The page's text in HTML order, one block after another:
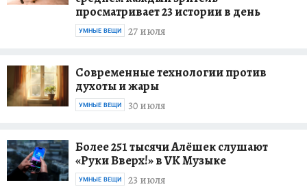
просматривает 23 истории в день
27 июля
УМНЫЕ ВЕЩИ
Современные технологии против
духоты и жары
30 июля
УМНЫЕ ВЕЩИ
Более 251 тысячи Алёшек слушают
«Руки Вверх!» в VK Музыке
23 июля
УМНЫЕ ВЕЩИ